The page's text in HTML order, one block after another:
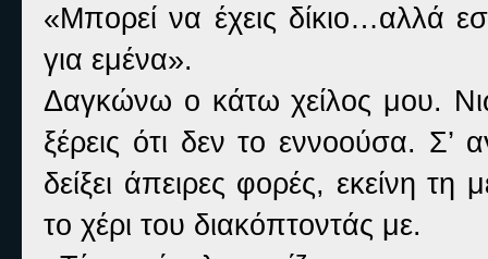
«Μπορεί να έχεις δίκιο…αλλά
για εμένα».
Δαγκώνω ο κάτω χείλος μου.
ξέρεις ότι δεν το εννοούσα.
δείξει άπειρες φορές, εκείνη
το χέρι του διακόπτοντάς με.